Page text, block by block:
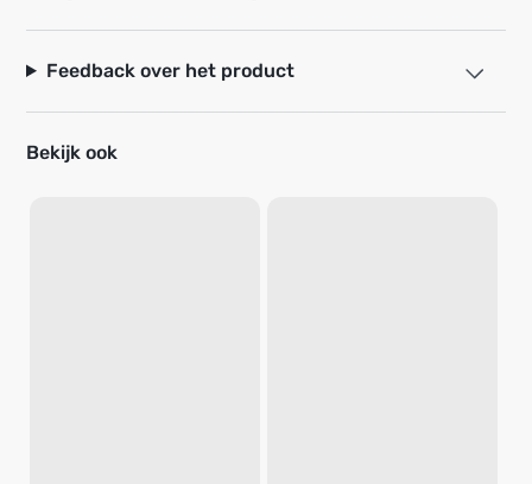
Feedback over het product
Bekijk ook